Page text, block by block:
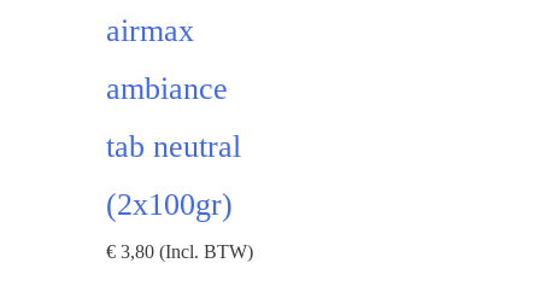
airmax
ambiance
tab neutral
(2x100gr)
€ 3,80 (Incl. BTW)